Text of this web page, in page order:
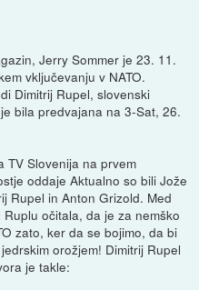
Jerry Sommer je 23. 11.
vključevanju v NATO.
Dimitrij Rupel, slovenski
bila predvajana na 3-Sat, 26.
TV Slovenija na prvem
oddaje Aktualno so bili Jože
Rupel in Anton Grizold. Med
očitala, da je za nemško
zato, ker da se bojimo, da bi
orožjem! Dimitrij Rupel
je takle: